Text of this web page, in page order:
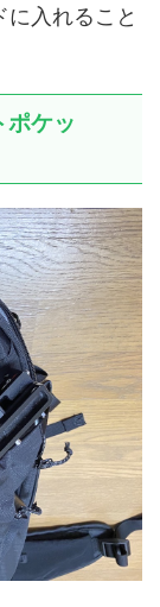
入れること
ポケッ